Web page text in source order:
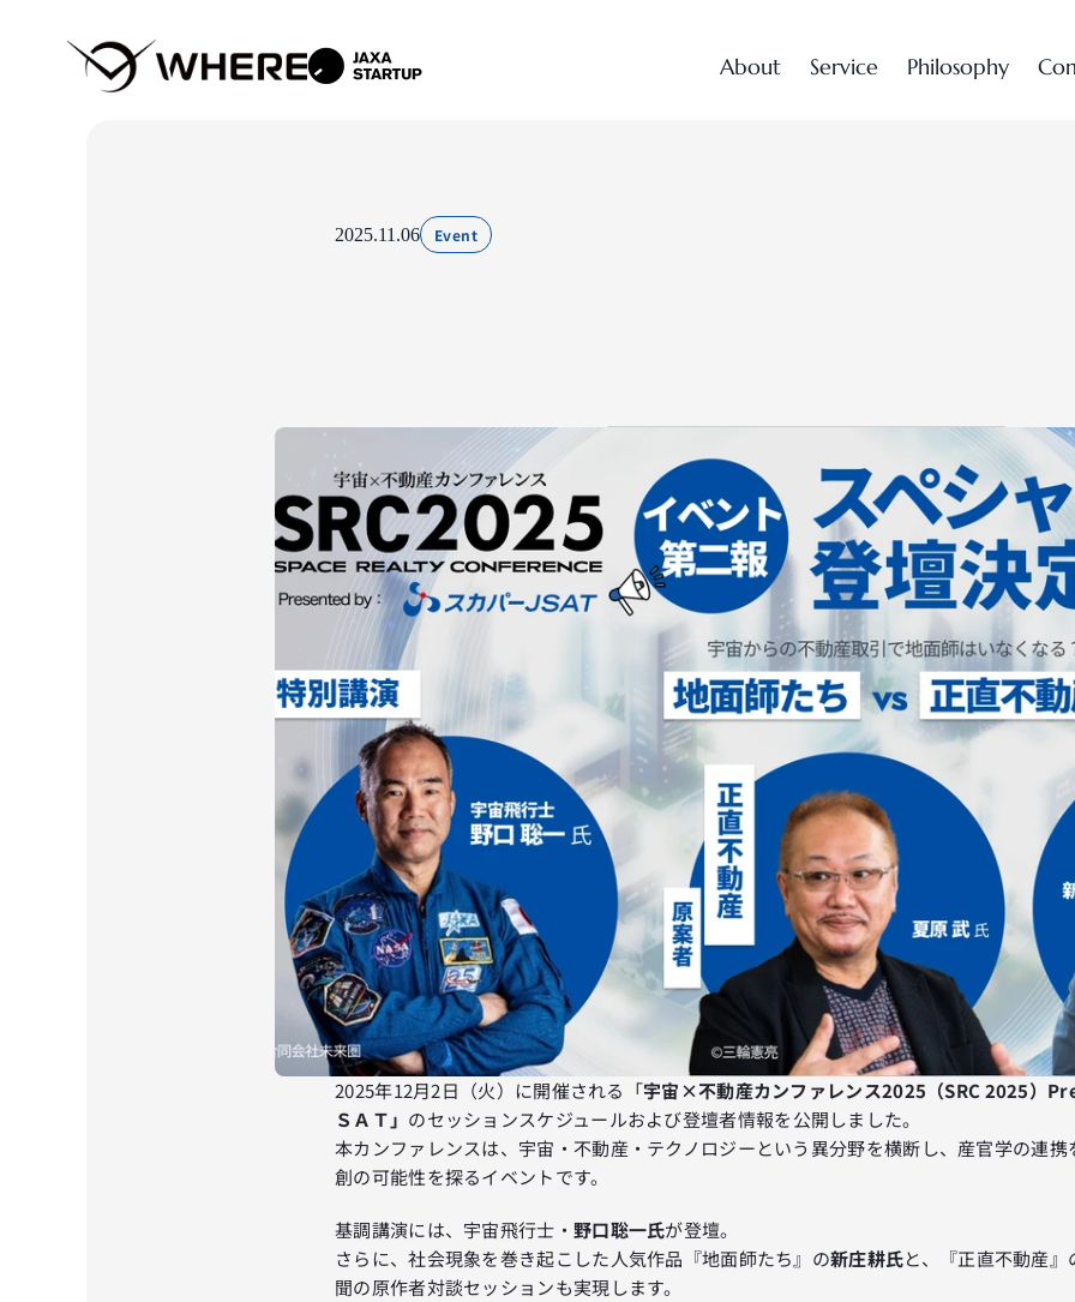
About Service Philosophy Co
2025.11.06 Event
2025年12月2日（火）に開催される「宇宙×不動産カンファレンス2025（SRC 2025）
ＳＡＴ」 のセッションスケジュールおよび登壇者情報を公開しました。
本カンファレンスは、宇宙・不動産・テクノロジーという異分野を横断し、産官学の連
創の可能性を探るイベントです。
基調講演には、宇宙飛行士・ 野口聡一氏が登壇。
さらに、社会現象を巻き起こした人気作品『地面師たち』の新庄耕氏と、『正直不動産』
聞の原作者対談セッションも実現します。